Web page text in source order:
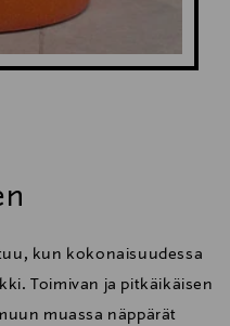
kun kokonaisuudessa
Toimivan ja pitkäikäisen
muassa näppärät